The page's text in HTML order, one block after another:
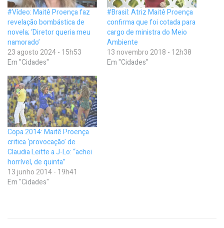
#Vídeo: Maitê Proença faz
revelação bombástica de
novela; ‘Diretor queria meu
namorado’
23 agosto 2024 - 15h53
Em "Cidades"
#Brasil: Atriz Maitê Proença
confirma que foi cotada para
cargo de ministra do Meio
Ambiente
13 novembro 2018 - 12h38
Em "Cidades"
Copa 2014: Maitê Proença
critica ‘provocação’ de
Claudia Leitte a J-Lo: “achei
horrível, de quinta”
13 junho 2014 - 19h41
Em "Cidades"